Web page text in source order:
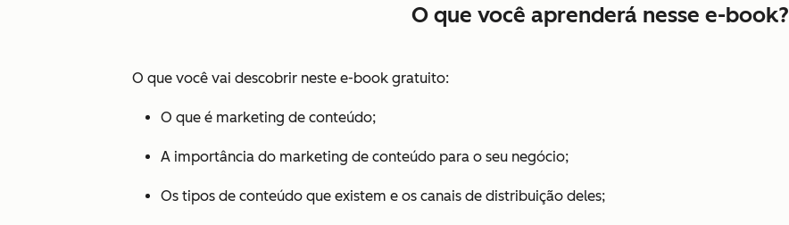
O que você aprenderá nesse e-book?
O que você vai descobrir neste e-book gratuito:
O que é marketing de conteúdo;
A importância do marketing de conteúdo para o seu negócio;
Os tipos de conteúdo que existem e os canais de distribuição deles;